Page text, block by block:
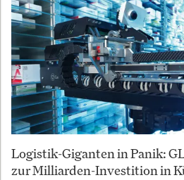
Logistik-Giganten in Panik:
zur Milliarden-Investition in